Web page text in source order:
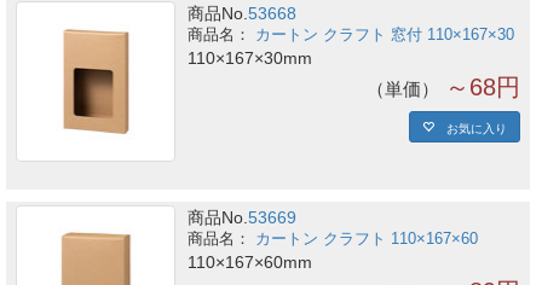
商品No.53668
カートン クラフト 窓付 110×167×30
110×167×30mm
単価 ～68円
お気に入り
商品No.53669
カートン クラフト 110×167×60
110×167×60mm